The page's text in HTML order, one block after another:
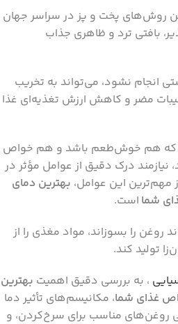
روش‌های پخت و پز در سراسر جهان
بافتی ترد و ظاهری جذاب
انجام نشود، می‌تواند به تخریب
مضر و کاهش ارزش تغذیه‌ای غذا
که هم خوش‌طعم باشد و هم خواص
نیازمند درک دقیق از عوامل مؤثر در
مهم‌ترین این عوامل، بهترین دمای
شما است.
روغن را بسوزاند، مواد مغذی را از
تولید کند.
، به بررسی دقیق اهمیت بهترین
غذای شما، مکانیسم‌های تأثیر دما
روغن‌های مناسب برای سرخ‌کردن، و